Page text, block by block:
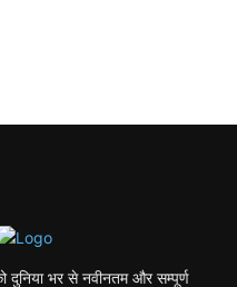
दुनिया भर से नवीनतम और सम्पूर्ण